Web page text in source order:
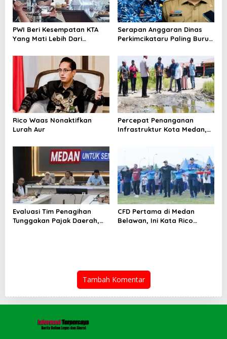
PWI Beri Kesempatan KTA
Yang Mati Lebih Dari
Serapan Anggaran Dinas
Perkimcikataru Paling Buruk,
Dievaluasi
Rico Waas Nonaktifkan
Lurah Aur
Percepat Penanganan
Infrastruktur Kota Medan,
Evaluasi Tim Penagihan
Tunggakan Pajak Daerah,
CFD Pertama di Medan
Belawan, Ini Kata Rico
Tambah Komentar